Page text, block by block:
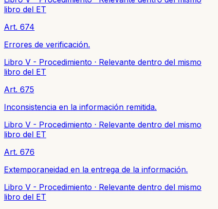
libro del ET
Art. 674
Errores de verificación.
Libro V - Procedimiento · Relevante dentro del mismo
libro del ET
Art. 675
Inconsistencia en la información remitida.
Libro V - Procedimiento · Relevante dentro del mismo
libro del ET
Art. 676
Extemporaneidad en la entrega de la información.
Libro V - Procedimiento · Relevante dentro del mismo
libro del ET